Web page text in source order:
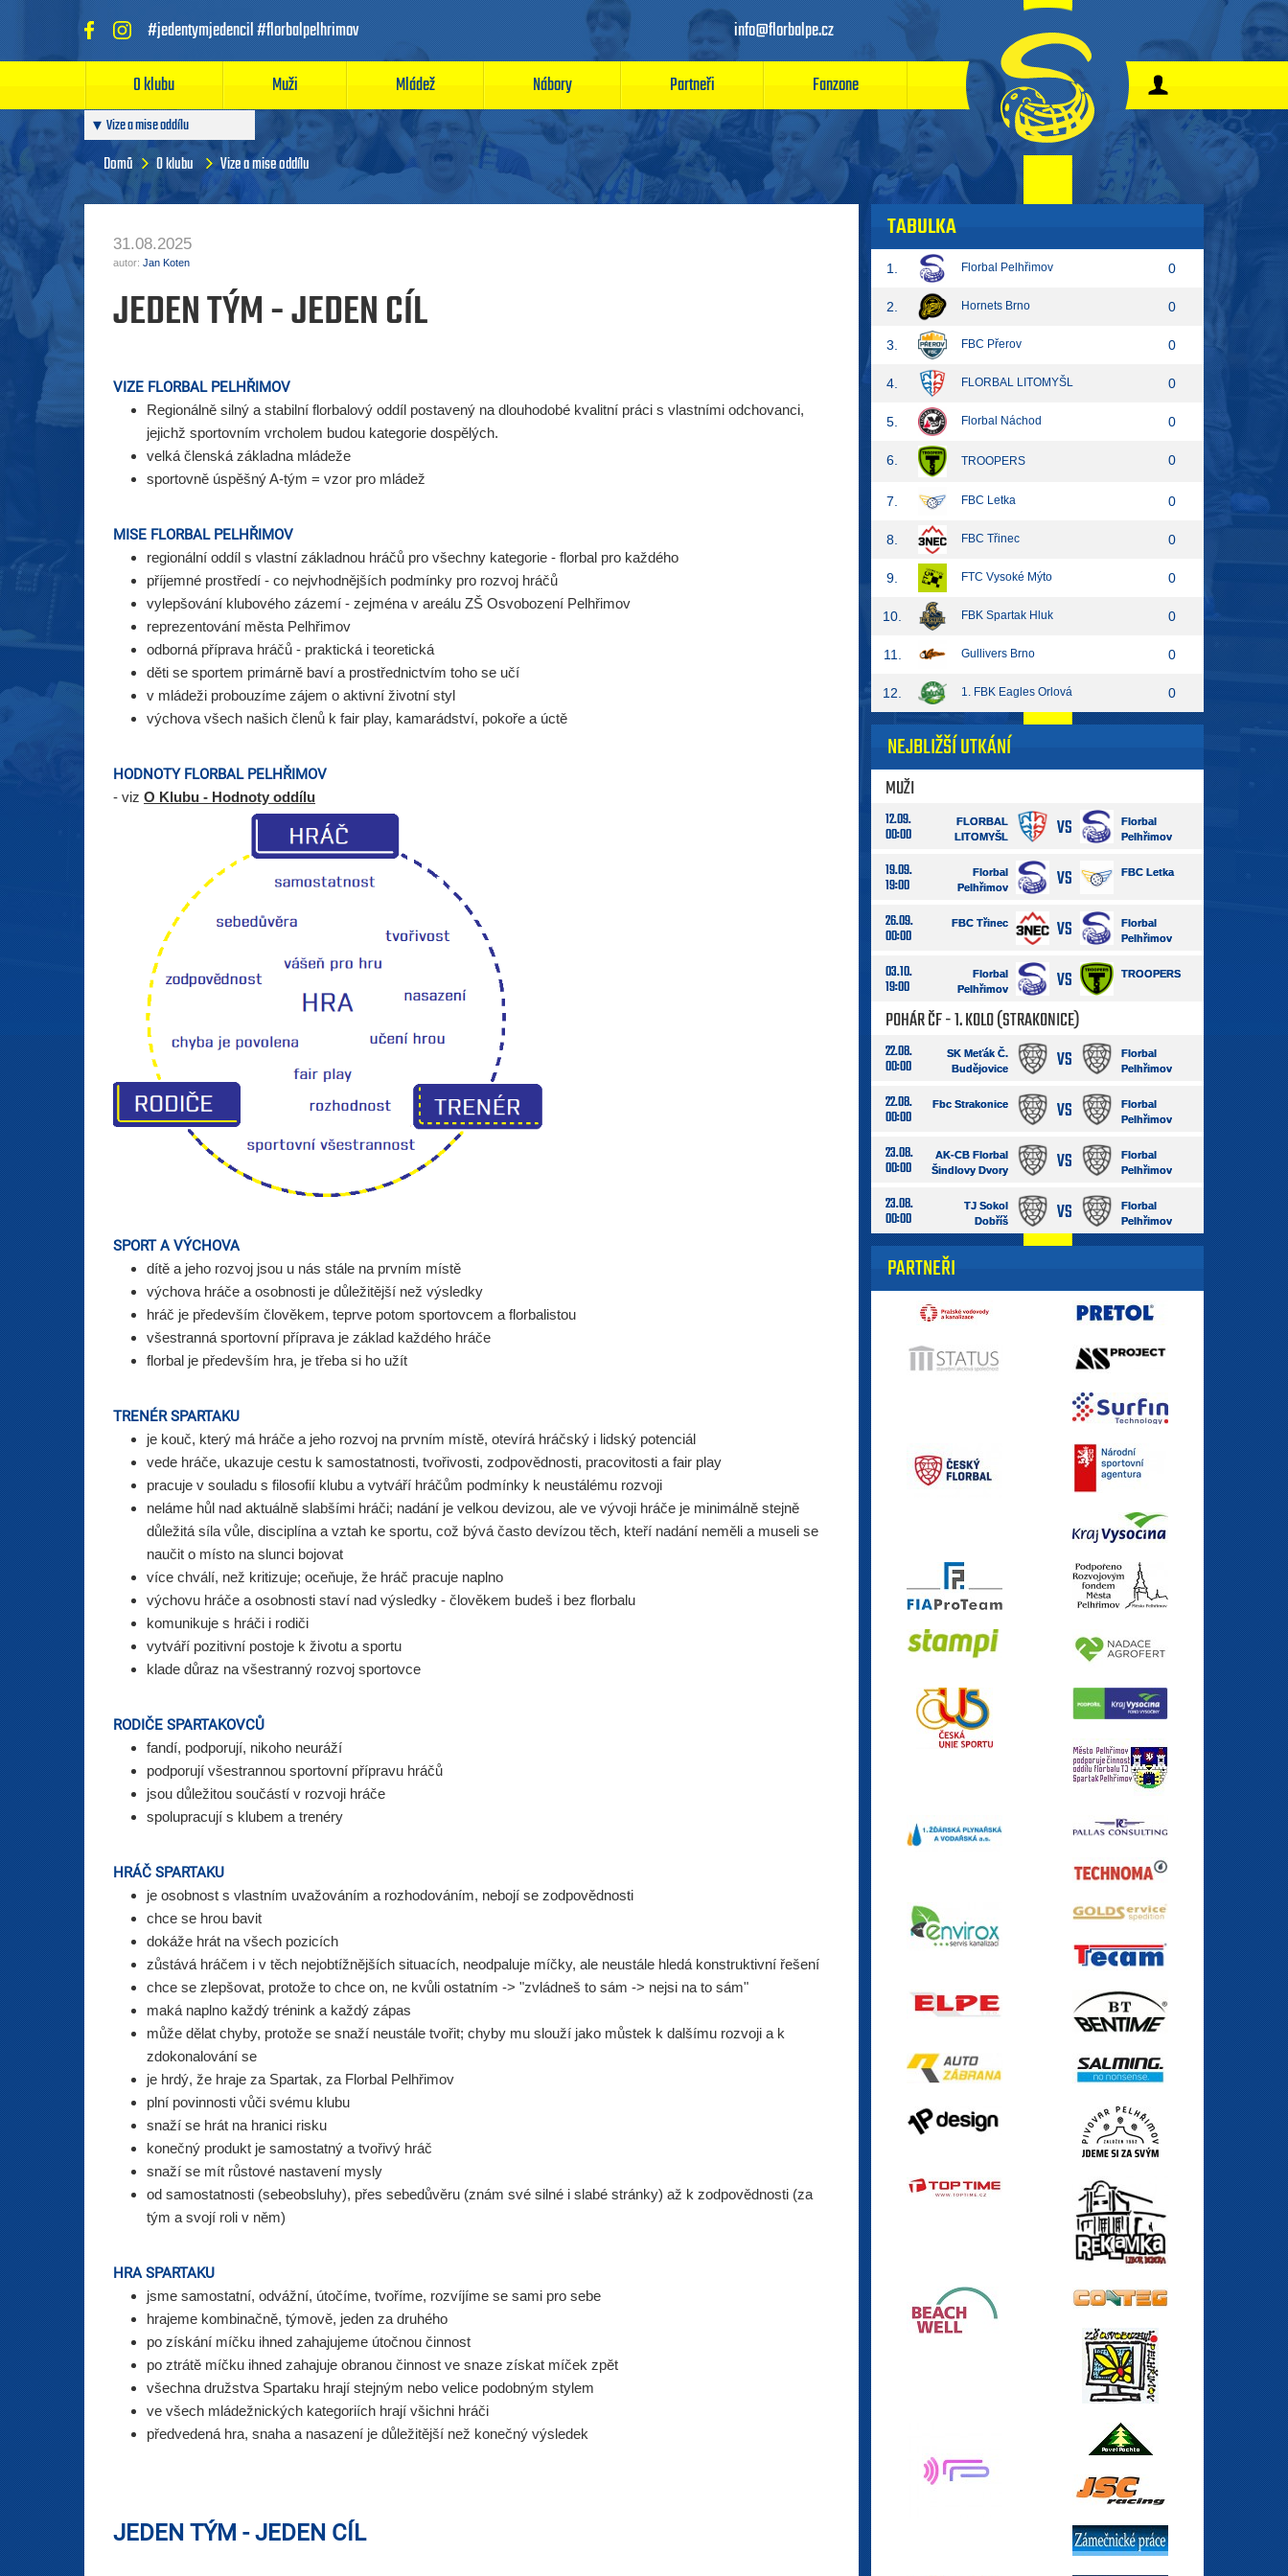
#jedentymjedencil #florbalpelhrimov info@florbalpe.cz
O klubu Muži Mládež Nábory Partneři Fanzone
Vize a mise oddílu
Články pro rodiče a trenéry
Domů O klubu Vize a mise oddílu
31.08.2025
autor: Jan Koten
JEDEN TÝM - JEDEN CÍL
VIZE FLORBAL PELHŘIMOV
Regionálně silný a stabilní florbalový oddíl postavený na dlouhodobé kvalitní práci s vlastními odchovanci,
jejichž sportovním vrcholem budou kategorie dospělých.
velká členská základna mládeže
sportovně úspěšný A-tým = vzor pro mládež
MISE FLORBAL PELHŘIMOV
regionální oddíl s vlastní základnou hráčů pro všechny kategorie - florbal pro každého
příjemné prostředí - co nejvhodnějších podmínky pro rozvoj hráčů
vylepšování klubového zázemí - zejména v areálu ZŠ Osvobození Pelhřimov
reprezentování města Pelhřimov
odborná příprava hráčů - praktická i teoretická
děti se sportem primárně baví a prostřednictvím toho se učí
v mládeži probouzíme zájem o aktivní životní styl
výchova všech našich členů k fair play, kamarádství, pokoře a úctě
HODNOTY FLORBAL PELHŘIMOV
- viz O Klubu - Hodnoty oddílu
SPORT A VÝCHOVA
dítě a jeho rozvoj jsou u nás stále na prvním místě
výchova hráče a osobnosti je důležitější než výsledky
hráč je především člověkem, teprve potom sportovcem a florbalistou
všestranná sportovní příprava je základ každého hráče
florbal je především hra, je třeba si ho užít
TRENÉR SPARTAKU
je kouč, který má hráče a jeho rozvoj na prvním místě, otevírá hráčský i lidský potenciál
vede hráče, ukazuje cestu k samostatnosti, tvořivosti, zodpovědnosti, pracovitosti a fair play
pracuje v souladu s filosofií klubu a vytváří hráčům podmínky k neustálému rozvoji
neláme hůl nad aktuálně slabšími hráči; nadání je velkou devizou, ale ve vývoji hráče je minimálně stejně
důležitá síla vůle, disciplína a vztah ke sportu, což bývá často devízou těch, kteří nadání neměli a museli se
naučit o místo na slunci bojovat
více chválí, než kritizuje; oceňuje, že hráč pracuje naplno
výchovu hráče a osobnosti staví nad výsledky - člověkem budeš i bez florbalu
komunikuje s hráči i rodiči
vytváří pozitivní postoje k životu a sportu
klade důraz na všestranný rozvoj sportovce
RODIČE SPARTAKOVCŮ
fandí, podporují, nikoho neuráží
podporují všestrannou sportovní přípravu hráčů
jsou důležitou součástí v rozvoji hráče
spolupracují s klubem a trenéry
HRÁČ SPARTAKU
je osobnost s vlastním uvažováním a rozhodováním, nebojí se zodpovědnosti
chce se hrou bavit
dokáže hrát na všech pozicích
zůstává hráčem i v těch nejobtížnějších situacích, neodpaluje míčky, ale neustále hledá konstruktivní řešení
chce se zlepšovat, protože to chce on, ne kvůli ostatním -> "zvládneš to sám -> nejsi na to sám"
maká naplno každý trénink a každý zápas
může dělat chyby, protože se snaží neustále tvořit; chyby mu slouží jako můstek k dalšímu rozvoji a k
zdokonalování se
je hrdý, že hraje za Spartak, za Florbal Pelhřimov
plní povinnosti vůči svému klubu
snaží se hrát na hranici risku
konečný produkt je samostatný a tvořivý hráč
snaží se mít růstové nastavení mysly
od samostatnosti (sebeobsluhy), přes sebedůvěru (znám své silné i slabé stránky) až k zodpovědnosti (za
tým a svojí roli v něm)
HRA SPARTAKU
jsme samostatní, odvážní, útočíme, tvoříme, rozvíjíme se sami pro sebe
hrajeme kombinačně, týmově, jeden za druhého
po získání míčku ihned zahajujeme útočnou činnost
po ztrátě míčku ihned zahajuje obranou činnost ve snaze získat míček zpět
všechna družstva Spartaku hrají stejným nebo velice podobným stylem
ve všech mládežnických kategoriích hrají všichni hráči
předvedená hra, snaha a nasazení je důležitější než konečný výsledek
JEDEN TÝM - JEDEN CÍL
TABULKA
1. Florbal Pelhřimov 0
2. Hornets Brno 0
3. FBC Přerov 0
4. FLORBAL LITOMYŠL 0
5. Florbal Náchod 0
6. TROOPERS 0
7. FBC Letka 0
8. FBC Třinec 0
9. FTC Vysoké Mýto 0
10. FBK Spartak Hluk 0
11. Gullivers Brno 0
12. 1. FBK Eagles Orlová 0
NEJBLIŽŠÍ UTKÁNÍ
MUŽI
12.09.
00:00
FLORBAL
LITOMYŠL
VS
Florbal
Pelhřimov
19.09.
19:00
Florbal
Pelhřimov
VS FBC Letka
26.09.
00:00
FBC Třinec VS
Florbal
Pelhřimov
03.10.
19:00
Florbal
Pelhřimov
VS TROOPERS
POHÁR ČF - 1. KOLO (STRAKONICE)
22.08.
00:00
SK Meťák Č.
Budějovice
VS
Florbal
Pelhřimov
22.08.
00:00
Fbc Strakonice VS
Florbal
Pelhřimov
23.08.
00:00
AK-CB Florbal
Šindlovy Dvory
VS
Florbal
Pelhřimov
23.08.
00:00
TJ Sokol
Dobříš
VS
Florbal
Pelhřimov
PARTNEŘI